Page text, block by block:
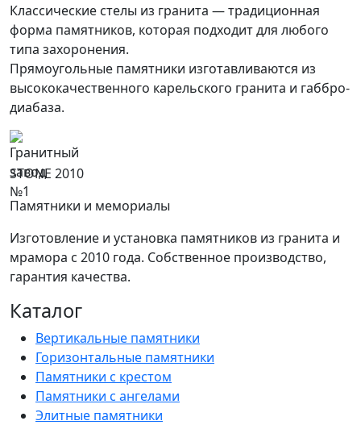
Классические стелы из гранита — традиционная
форма памятников, которая подходит для любого
типа захоронения.
Прямоугольные памятники изготавливаются из
высококачественного карельского гранита и габбро-
диабаза.
STONE 2010
Памятники и мемориалы
Изготовление и установка памятников из гранита и
мрамора с 2010 года. Собственное производство,
гарантия качества.
Каталог
Вертикальные памятники
Горизонтальные памятники
Памятники с крестом
Памятники с ангелами
Элитные памятники